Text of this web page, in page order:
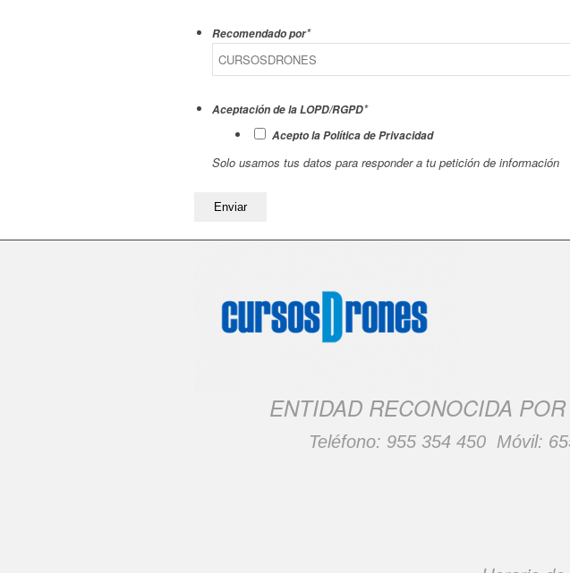
Recomendado por*
Aceptación de la LOPD/RGPD*
Acepto la Política de Privacidad
Solo usamos tus datos para responder a tu petición de información
ENTIDAD RECONOCIDA
Teléfono: 955 354 450Móvil: